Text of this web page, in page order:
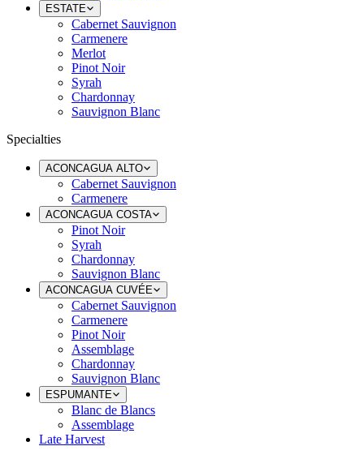
ESTATE
Cabernet Sauvignon
Carmenere
Merlot
Pinot Noir
Syrah
Chardonnay
Sauvignon Blanc
Specialties
ACONCAGUA ALTO
Cabernet Sauvignon
Carmenere
ACONCAGUA COSTA
Pinot Noir
Syrah
Chardonnay
Sauvignon Blanc
ACONCAGUA CUVÉE
Cabernet Sauvignon
Carmenere
Pinot Noir
Assemblage
Chardonnay
Sauvignon Blanc
ESPUMANTE
Blanc de Blancs
Assemblage
Late Harvest